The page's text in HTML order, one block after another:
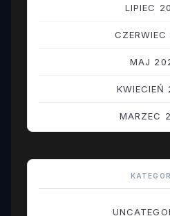
LIPIEC
MAJ
KWIECIEŃ
MARZEC
STYCZEŃ